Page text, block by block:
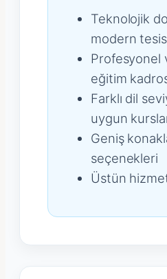
Teknolojik
modern
Profesyonel
eğitim
Farklı dil
uygun
Geniş
seçenekleri
Üstün